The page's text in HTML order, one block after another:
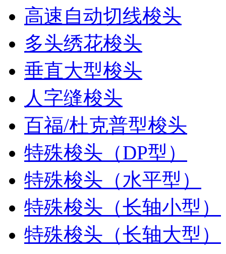
高速自动切线梭头
多头绣花梭头
垂直大型梭头
人字缝梭头
百福/杜克普型梭头
特殊梭头（DP型）
特殊梭头（水平型）
特殊梭头（长轴小型）
特殊梭头（长轴大型）